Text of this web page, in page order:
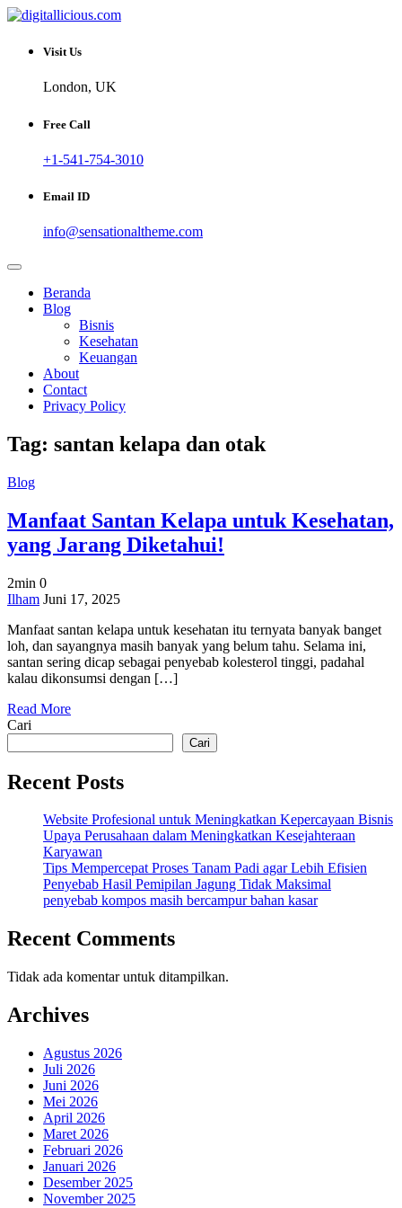
Skip
content
digitallicious.com
Sharing Digital Information
Visit Us
London, UK
Free Call
+1-541-754-3010
Email ID
info@sensationaltheme.com
Beranda
Blog
Bisnis
Kesehatan
Keuangan
About
Contact
Privacy Policy
Tag: santan kelapa dan otak
Blog
Manfaat Santan Kelapa untuk Kesehatan,
yang Jarang Diketahui!
2min 0
on
Santan
Kelapa
untuk
Kesehatan,
Jarang
Diketahui!
Ilham Juni 17, 2025
Manfaat santan kelapa untuk kesehatan itu ternyata banyak banget
loh, dan sayangnya masih banyak yang belum tahu. Selama ini,
santan sering dicap sebagai penyebab kolesterol tinggi, padahal
kalau dikonsumsi dengan […]
Read More
Cari
Cari
Recent Posts
Website Profesional untuk Meningkatkan Kepercayaan Bisnis
Upaya Perusahaan dalam Meningkatkan Kesejahteraan
Karyawan
Tips Mempercepat Proses Tanam Padi agar Lebih Efisien
Penyebab Hasil Pemipilan Jagung Tidak Maksimal
penyebab kompos masih bercampur bahan kasar
Recent Comments
Tidak ada komentar untuk ditampilkan.
Archives
Agustus 2026
Juli 2026
Juni 2026
Mei 2026
April 2026
Maret 2026
Februari 2026
Januari 2026
Desember 2025
November 2025